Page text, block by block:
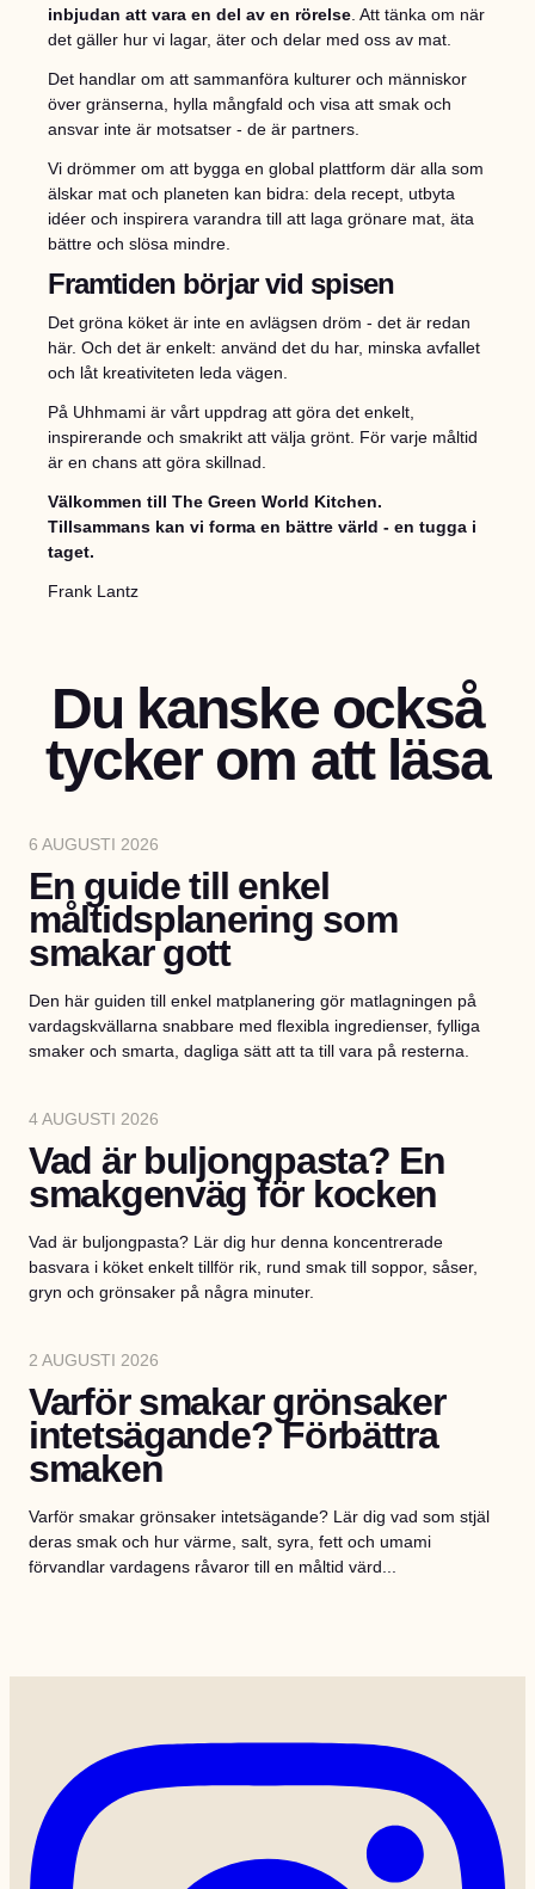
inbjudan att vara en del av en rörelse . Att tänka om när
det gäller hur vi lagar, äter och delar med oss av mat.
Det handlar om att sammanföra kulturer och människor
över gränserna, hylla mångfald och visa att smak och
ansvar inte är motsatser - de är partners.
Vi drömmer om att bygga en global plattform där alla som
älskar mat och planeten kan bidra: dela recept, utbyta
idéer och inspirera varandra till att laga grönare mat, äta
bättre och slösa mindre.
Framtiden börjar vid spisen
Det gröna köket är inte en avlägsen dröm - det är redan
här. Och det är enkelt: använd det du har, minska avfallet
och låt kreativiteten leda vägen.
På Uhhmami är vårt uppdrag att göra det enkelt,
inspirerande och smakrikt att välja grönt. För varje måltid
är en chans att göra skillnad.
Välkommen till The Green World Kitchen.
Tillsammans kan vi forma en bättre värld - en tugga i
taget.
Frank Lantz
Du kanske också
tycker om att läsa
6 AUGUSTI 2026
En guide till enkel
måltidsplanering som
smakar gott
Den här guiden till enkel matplanering gör matlagningen på
vardagskvällarna snabbare med flexibla ingredienser, fylliga
smaker och smarta, dagliga sätt att ta till vara på resterna.
4 AUGUSTI 2026
Vad är buljongpasta? En
smakgenväg för kocken
Vad är buljongpasta? Lär dig hur denna koncentrerade
basvara i köket enkelt tillför rik, rund smak till soppor, såser,
gryn och grönsaker på några minuter.
2 AUGUSTI 2026
Varför smakar grönsaker
intetsägande? Förbättra
smaken
Varför smakar grönsaker intetsägande? Lär dig vad som stjäl
deras smak och hur värme, salt, syra, fett och umami
förvandlar vardagens råvaror till en måltid värd...